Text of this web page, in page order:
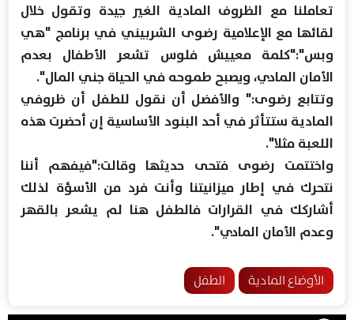
تعاملنا مع الظروف المادية الغير جيدة وتقول خلال
لقائها مع الإعلامية رضوى الشربيني في برنامج "هي
وبس":"كلمة معييش فلوس تشعر الأطفال بعدم
الأمان المادي، ويصبح طموحه في الحياة جني المال".
وتتابع رضوى:" والأفضل أن نقول للطفل أن ظروفي
المادية ستتأثر في أحد البنود الأساسية إن أحضرت هذه
اللعبة مثلا".
واختتمت رضوى فتحى حديثها وقالت:"فيفهم أننا
نتحرك في إطار ميزانيتنا وأنت فرد من الأسؤة لذلك
أشاركك في القرارات فالطفل هنا لم يشعر بالقهر
وعدم الأمان المادي".
الأوضاع المادية الطفل